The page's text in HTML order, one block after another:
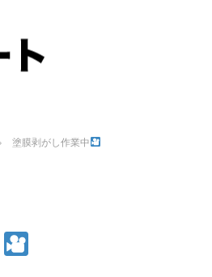
塗膜剥がし作業中